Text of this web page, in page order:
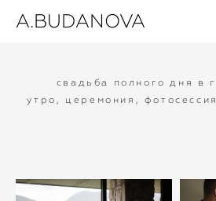
A.BUDANOVA
свадьба полного дня в
утро, церемония,